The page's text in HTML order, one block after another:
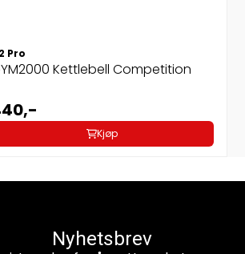
Pro
Kettlebell Competition
Kjøp
Nyhetsbrev